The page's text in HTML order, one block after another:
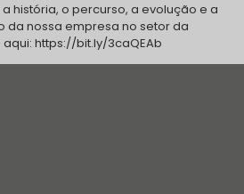
história, o percurso, a evolução e a
da nossa empresa no setor da
https://bit.ly/3caQEAb